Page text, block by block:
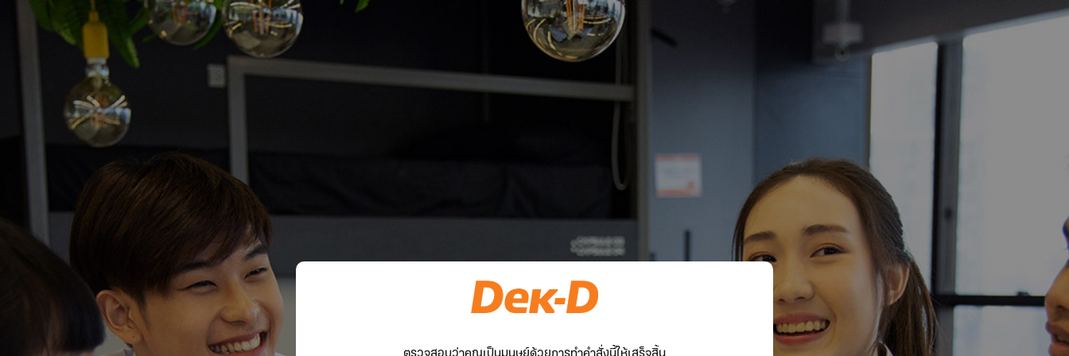
ตรวจสอบว่าคุณเป็นมนุษย์ด้วยการทำคำสั่งนี้ให้เสร็จสิ้น